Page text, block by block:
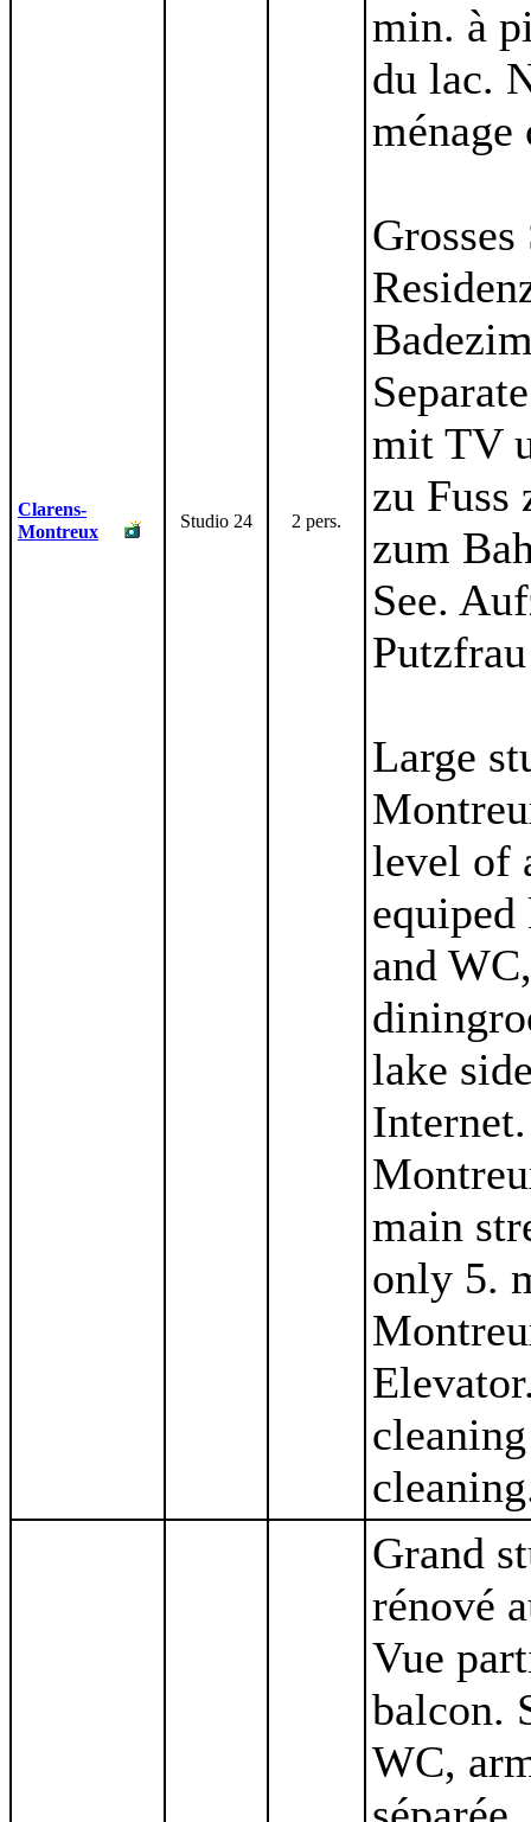
Clarens-
Montreux
Studio 24 2 pers.
min. à
du lac.
mit TV
zu Fuss
zum
See.
Large
level of
and
lake
main
only 5.
Grand
rénové
Vue
balcon.
WC,